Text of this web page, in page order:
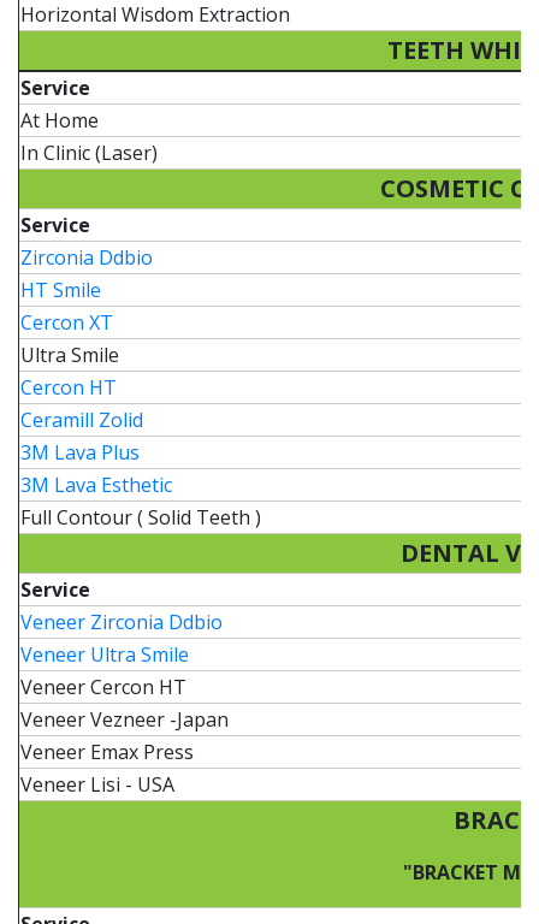
Horizontal Wisdom Extraction
TEETH
Service
At Home
In Clinic (Laser)
COSMETIC
Service
Zirconia Ddbio
HT Smile
Cercon XT
Ultra Smile
Cercon HT
Ceramill Zolid
3M Lava Plus
3M Lava Esthetic
Full Contour ( Solid Teeth )
DENTAL
Service
Veneer Zirconia Ddbio
Veneer Ultra Smile
Veneer Cercon HT
Veneer Vezneer -Japan
Veneer Emax Press
Veneer Lisi - USA
"BRACKET